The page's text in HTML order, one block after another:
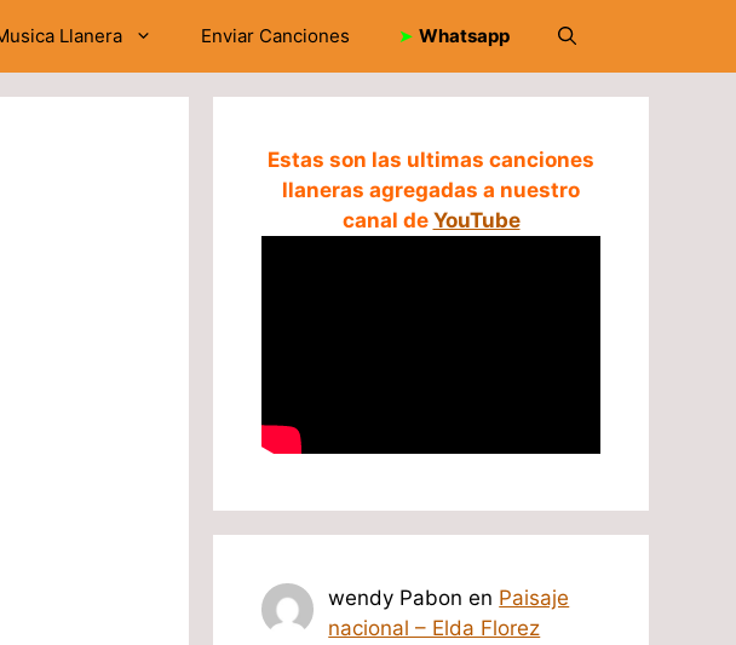
Llanera Enviar Canciones ➤ Whatsapp
Estas son las ultimas canciones
llaneras agregadas a nuestro
canal de YouTube
wendy Pabon en Paisaje
nacional – Elda Florez